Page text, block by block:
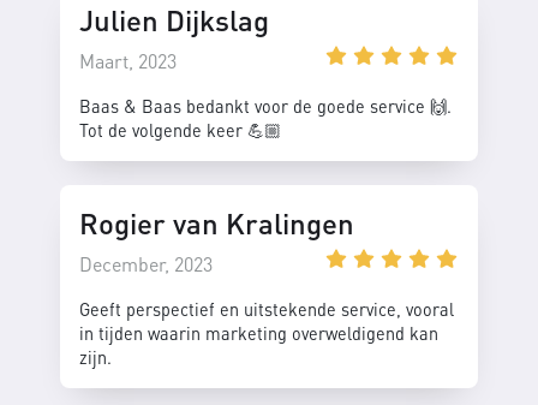
Julien Dijkslag
Maart, 2023
Baas & Baas bedankt voor de goede service 🙌.
Tot de volgende keer 💪🏼
Rogier van Kralingen
December, 2023
Geeft perspectief en uitstekende service, vooral
in tijden waarin marketing overweldigend kan
zijn.